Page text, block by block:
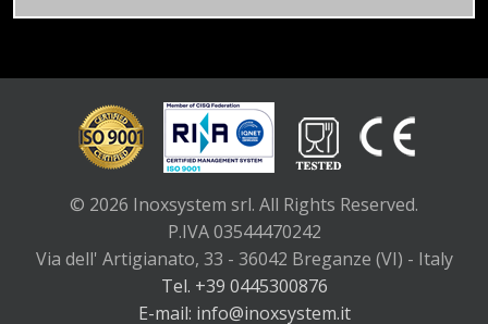
© 2026 Inoxsystem srl. All Rights Reserved.
P.IVA 03544470242
Via dell' Artigianato, 33 - 36042 Breganze (VI) - Italy
Tel. +39 0445300876
E-mail: info@inoxsystem.it